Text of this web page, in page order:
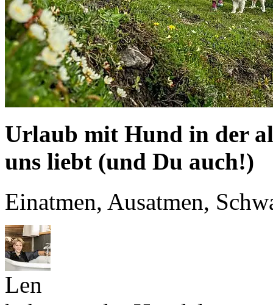
Urlaub mit Hund in der
uns liebt (und Du auch!)
Einatmen, Ausatmen,
Len